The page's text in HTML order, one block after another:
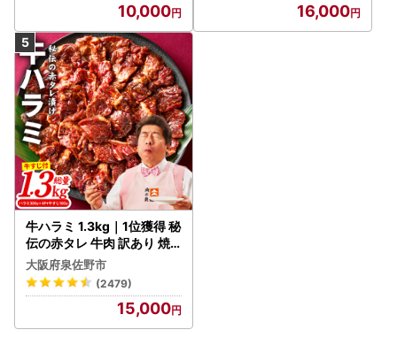
10,000 16,000
牛ハラミ 1.3kg｜1位獲得 秘
伝の赤タレ 牛肉 訳あり 焼
肉 BBQ
大阪府泉佐野市
(2479)
15,000